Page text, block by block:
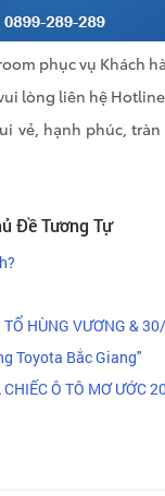
phục vụ Khách
lòng liên hệ
vẻ, hạnh phúc,
Đề Tương Tự
TỔ HÙNG VƯƠNG &
Toyota Bắc Giang''
Ô TÔ MƠ ƯỚC